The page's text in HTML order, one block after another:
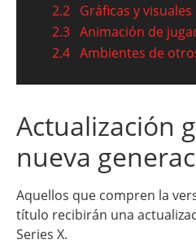
2.2 Gráficas y visuales
2.3 Animación de
2.4 Ambientes de
Actualización
nueva
Aquellos que compren la
título recibirán una
Series X.